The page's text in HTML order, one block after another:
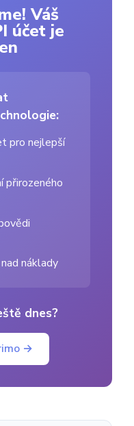
Váš
účet je
pro nejlepší
přirozeného
náklady
dnes?
→